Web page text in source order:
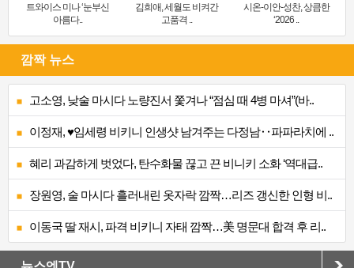
트와이스 미나 ‘눈부신
아름다..
김희애, 세월도 비켜간
고품격 ..
시온-이안-성찬, 상큼한
‘2026 ..
깜짝 뉴스
고소영, 낮술 마시다 노량진서 쫓겨나 “점심 때 4병 마셔”(바..
이정재, ♥임세령 비키니 인생샷 남겨주는 다정남‥파파라치에 ..
혜리 과감하게 벗었다, 탄수화물 끊고 끈 비니키 소화 ‘역대급..
장원영, 술 마시다 흘러내린 옷자락 깜짝…리즈 갱신한 인형 비..
이동국 딸 재시, 파격 비키니 자태 깜짝…美 명문대 합격 후 리..